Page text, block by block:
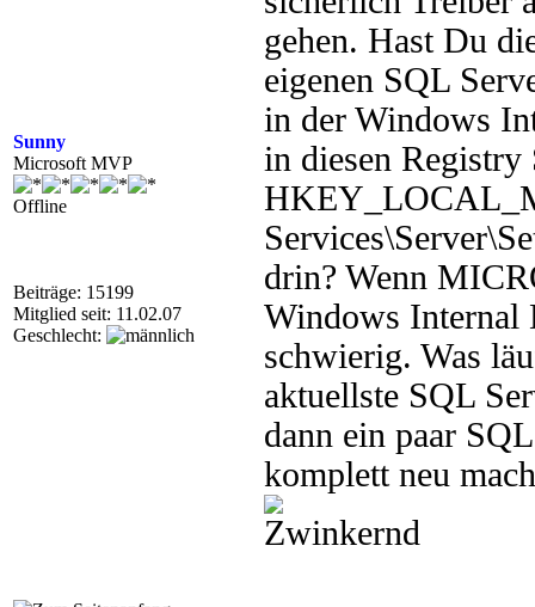
Sunny
Microsoft MVP
Offline
Beiträge: 15199
Mitglied seit: 11.02.07
Geschlecht:
gehen. Hast Du
eigenen SQL
in der Windows
in diesen Registry
drin? Wenn
Windows Internal
schwierig. Was
aktuellste SQL
dann ein paar
komplett neu